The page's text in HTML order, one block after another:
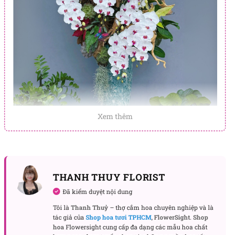
Những dịp thích hợp để trao tặng chậu lan hồ
điệp trắng?
Chậu hoa lan hồ điệp tươi khoe sắc là món quà đa
năng, phù hợp với nhiều dịp đặc biệt, truyền tải
thông điệp ý nghĩa và tình cảm sâu sắc.
Xem thêm
THANH THUY FLORIST
Đã kiểm duyệt nội dung
Tôi là Thanh Thuỷ – thợ cắm hoa chuyên nghiệp và là
tác giả của Shop hoa tươi TPHCM,FlowerSight. Shop
hoa Flowersight cung cấp đa dạng các mẫu hoa chất